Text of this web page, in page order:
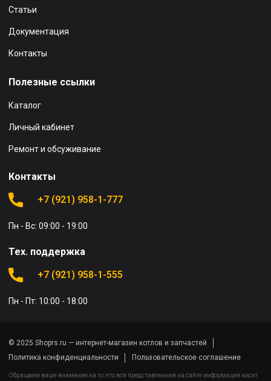
Статьи
Документация
Контакты
Полезные ссылки
Каталог
Личный кабинет
Ремонт и обсуживание
Контакты
+7 (921) 958-1-777
Пн - Вс: 09:00 - 19:00
Тех. поддержка
+7 (921) 958-1-555
Пн - Пт: 10:00 - 18:00
© 2025 Shoprs.ru — интернет-магазин котлов и запчастей
Политика конфиденциальности
Пользовательское соглашение
Обращаем ваше внимание на то, что вся представленная на сайте информация носит